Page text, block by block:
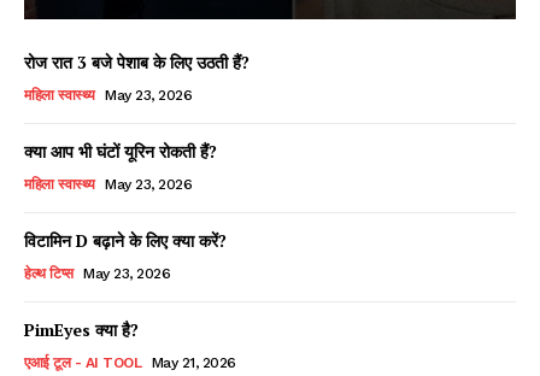
रोज रात 3 बजे पेशाब के लिए उठती हैं?
महिला स्वास्थ्य May 23, 2026
क्या आप भी घंटों यूरिन रोकती हैं?
महिला स्वास्थ्य May 23, 2026
विटामिन D बढ़ाने के लिए क्या करें?
हेल्थ टिप्स May 23, 2026
PimEyes क्या है?
एआई टूल - AI TOOL May 21, 2026